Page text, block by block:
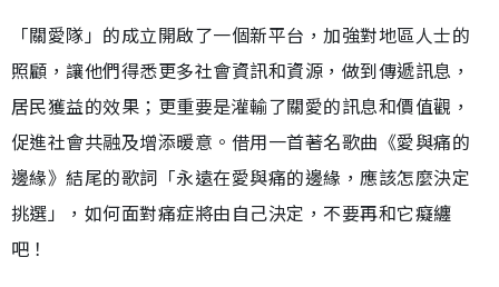
「關愛隊」的成立開啟了一個新平台，加強對地區人士的
照顧，讓他們得悉更多社會資訊和資源，做到傳遞訊息，
居民獲益的效果；更重要是灌輸了關愛的訊息和價值觀，
促進社會共融及增添暖意。借用一首著名歌曲《愛與痛的
邊緣》結尾的歌詞「永遠在愛與痛的邊緣，應該怎麼決定
挑選」，如何面對痛症將由自己決定，不要再和它癡纏
吧！